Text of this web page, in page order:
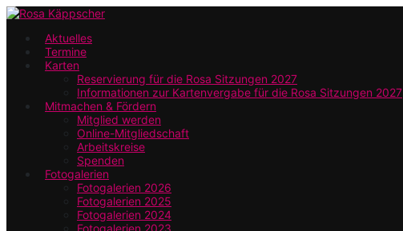
Zum
Hauptinhalt
springen
Aktuelles
Termine
Karten
Reservierung für die Rosa Sitzungen 2027
Informationen zur Kartenvergabe für die Rosa Sitzungen 2027
Mitmachen & Fördern
Mitglied werden
Online-Mitgliedschaft
Arbeitskreise
Spenden
Fotogalerien
Fotogalerien 2026
Fotogalerien 2025
Fotogalerien 2024
Fotogalerien 2023